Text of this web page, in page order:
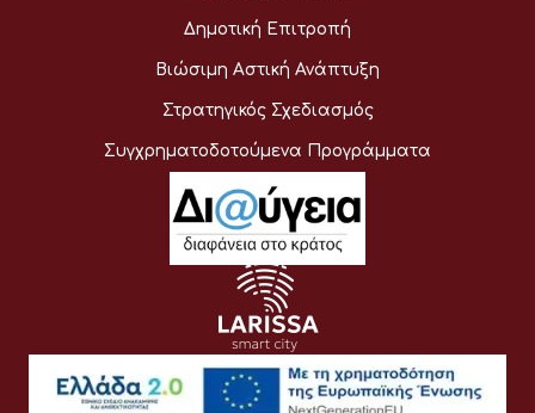
Δημοτική Επιτροπή
Βιώσιμη Αστική Ανάπτυξη
Στρατηγικός Σχεδιασμός
Συγχρηματοδοτούμενα Προγράμματα